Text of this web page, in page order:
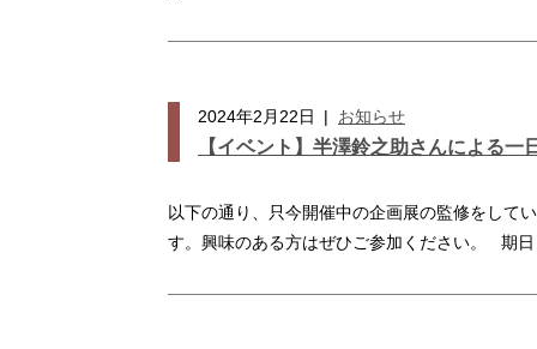
2024年2月22日 | お知らせ
【イベント】半澤鈴之助さんによる一
以下の通り、只今開催中の企画展の監修をして
す。興味のある方はぜひご参加ください。